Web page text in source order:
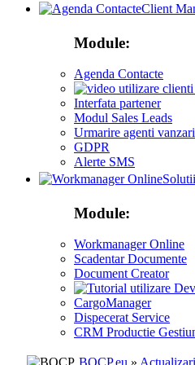
Client
Module:
Agenda Contacte
Interfata partener
Modul Sales Leads
Urmarire agenti vanzari
GDPR
Alerte SMS
Module:
Workmanager Online
Scadentar Documente
Document Creator
CargoManager
Dispecerat Service
CRM Productie
BOCP.eu » Actualizari